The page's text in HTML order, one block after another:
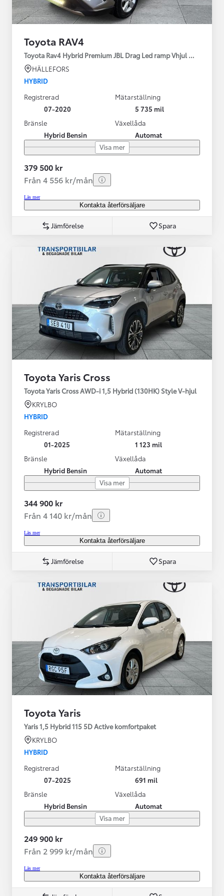
Toyota RAV4
Toyota Rav4 Hybrid Premium JBL Drag Led ramp Vhjul motorv
HÄLLEFORS
HYBRID
Registrerad
07-2020
Mätarställning
5 735 mil
Bränsle
Hybrid Bensin
Växellåda
Automat
Visa mer
379 500 kr
Från 4 556 kr/mån
Läs mer
Kontakta återförsäljare
Jämförelse Spara
Toyota Yaris Cross
Toyota Yaris Cross AWD-i 1,5 Hybrid (130HK) Style V-hjul
KRYLBO
HYBRID
Registrerad
01-2025
Mätarställning
1 123 mil
Bränsle
Hybrid Bensin
Växellåda
Automat
Visa mer
344 900 kr
Från 4 140 kr/mån
Läs mer
Kontakta återförsäljare
Jämförelse Spara
Toyota Yaris
Yaris 1,5 Hybrid 115 5D Active komfortpaket
KRYLBO
HYBRID
Registrerad
07-2025
Mätarställning
691 mil
Bränsle
Hybrid Bensin
Växellåda
Automat
Visa mer
249 900 kr
Från 2 999 kr/mån
Läs mer
Kontakta återförsäljare